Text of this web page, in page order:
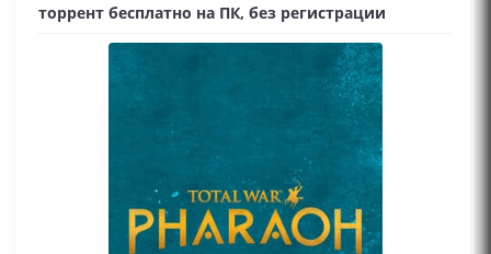
торрент бесплатно на ПК, без регистрации